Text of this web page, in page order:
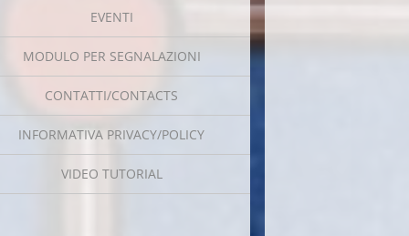
EVENTI
MODULO PER SEGNALAZIONI
CONTATTI/CONTACTS
INFORMATIVA PRIVACY/POLICY
VIDEO TUTORIAL